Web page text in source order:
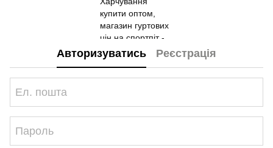
Авторизуватись Реєстрація